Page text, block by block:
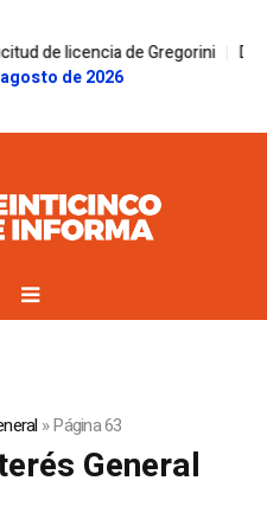
Dolor en la familia Messi:
de 2026
»Página 63
General